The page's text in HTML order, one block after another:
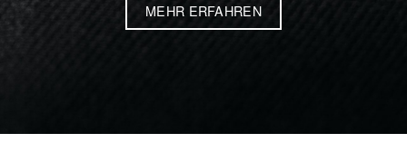
MEHR ERFAHREN